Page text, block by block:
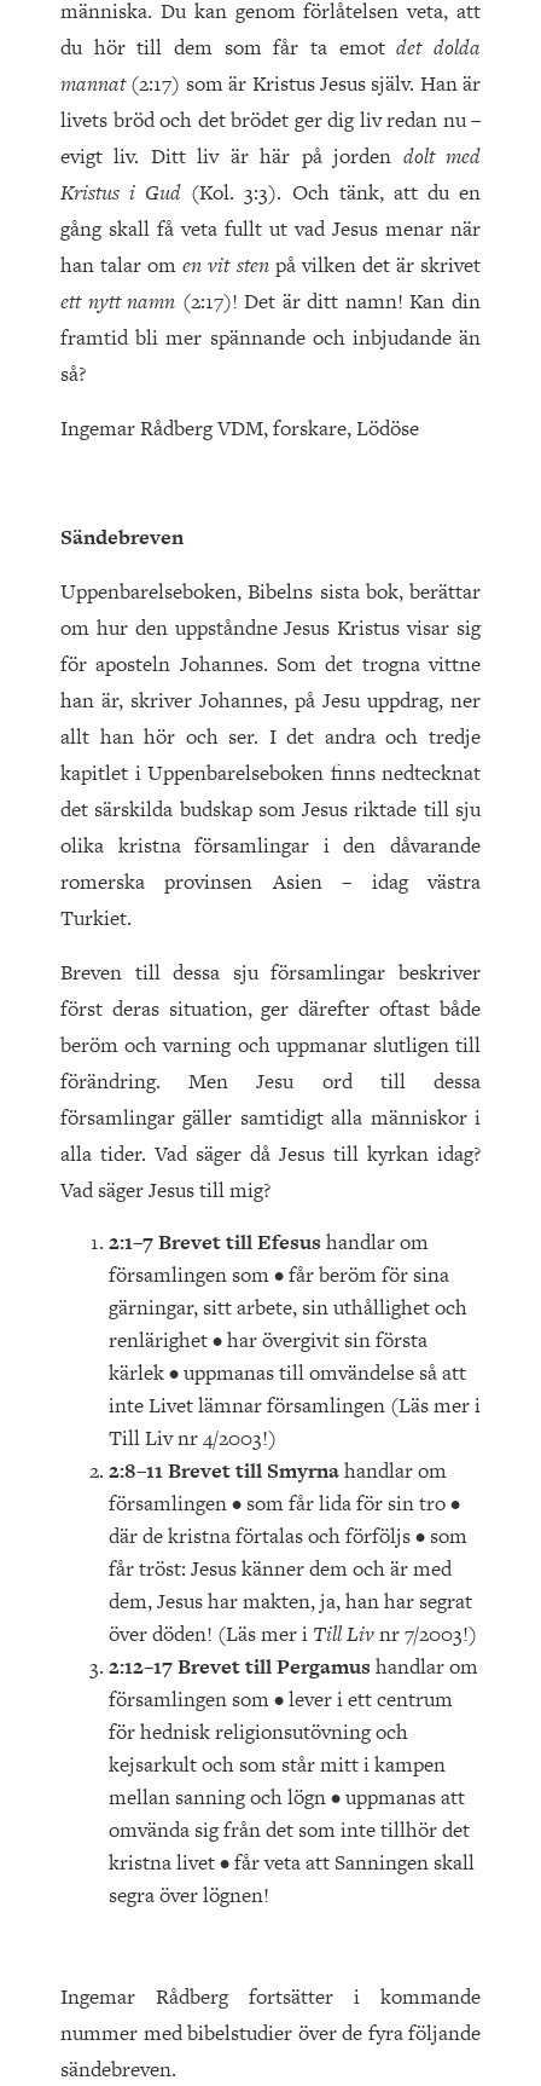
människa. Du kan genom förlåtelsen veta, att
du hör till dem som får ta emotdet dolda
mannat(2:17) som är Kristus Jesus själv. Han är
livets bröd och det brödet ger dig liv redan nu –
evigt liv. Ditt liv är här på jorden dolt med
Kristus i Gud (Kol. 3:3). Och tänk, att du en
gång skall få veta fullt ut vad Jesus menar när
han talar omen vit sten på vilken det är skrivet
ett nytt namn (2:17)! Det är ditt namn! Kan din
framtid bli mer spännande och inbjudande än
så?
Ingemar Rådberg VDM, forskare, Lödöse
Sändebreven
Uppenbarelseboken, Bibelns sista bok, berättar
om hur den uppståndne Jesus Kristus visar sig
för aposteln Johannes. Som det trogna vittne
han är, skriver Johannes, på Jesu uppdrag, ner
allt han hör och ser. I det andra och tredje
kapitlet i Uppenbarelseboken finns nedtecknat
det särskilda budskap som Jesus riktade till sju
olika kristna församlingar i den dåvarande
romerska provinsen Asien – idag västra
Turkiet.
Breven till dessa sju församlingar beskriver
först deras situation, ger därefter oftast både
beröm och varning och uppmanar slutligen till
förändring. Men Jesu ord till dessa
församlingar gäller samtidigt alla människor i
alla tider. Vad säger då Jesus till kyrkan idag?
Vad säger Jesus till mig?
2:1–7 Brevet till Efesus handlar om
församlingen som • får beröm för sina
gärningar, sitt arbete, sin uthållighet och
renlärighet • har övergivit sin första
kärlek • uppmanas till omvändelse så att
inte Livet lämnar församlingen (Läs mer i
Till Liv nr 4/2003!)
2:8–11 Brevet till Smyrnahandlar om
församlingen • som får lida för sin tro •
där de kristna förtalas och förföljs • som
får tröst: Jesus känner dem och är med
dem, Jesus har makten, ja, han har segrat
över döden! (Läs mer i Till Livnr 7/2003!)
2:12–17 Brevet till Pergamus handlar om
församlingen som • lever i ett centrum
för hednisk religionsutövning och
kejsarkult och som står mitt i kampen
mellan sanning och lögn • uppmanas att
omvända sig från det som inte tillhör det
kristna livet • får veta att Sanningen skall
segra över lögnen!
Ingemar Rådberg fortsätter i kommande
nummer med bibelstudier över de fyra följande
sändebreven.